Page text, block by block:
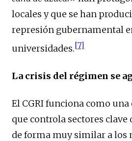
locales y que se han
represión gubernamental
universidades.[7]
La crisis del régimen se
El CGRI funciona como
que controla sectores clave
de forma muy similar a los